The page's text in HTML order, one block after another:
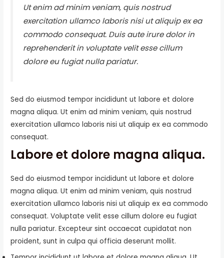
Ut enim ad minim veniam, quis nostrud
exercitation ullamco laboris nisi ut aliquip ex ea
commodo consequat. Duis aute irure dolor in
reprehenderit in voluptate velit esse cillum
dolore eu fugiat nulla pariatur.
Sed do eiusmod tempor incididunt ut labore et dolore
magna aliqua. Ut enim ad minim veniam, quis nostrud
exercitation ullamco laboris nisi ut aliquip ex ea commodo
consequat.
Labore et dolore magna aliqua.
Sed do eiusmod tempor incididunt ut labore et dolore
magna aliqua. Ut enim ad minim veniam, quis nostrud
exercitation ullamco laboris nisi ut aliquip ex ea commodo
consequat. Voluptate velit esse cillum dolore eu fugiat
nulla pariatur. Excepteur sint occaecat cupidatat non
proident, sunt in culpa qui officia deserunt mollit.